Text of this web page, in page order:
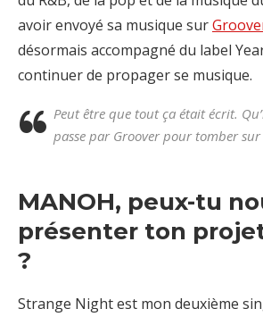
avoir envoyé sa musique sur
désormais accompagné du label
continuer de propager se musique.
Peut être que tout ça était écrit.
passe par Groover pour tomber
MANOH, peux-tu
présenter ton
?
Strange Night est mon deuxième